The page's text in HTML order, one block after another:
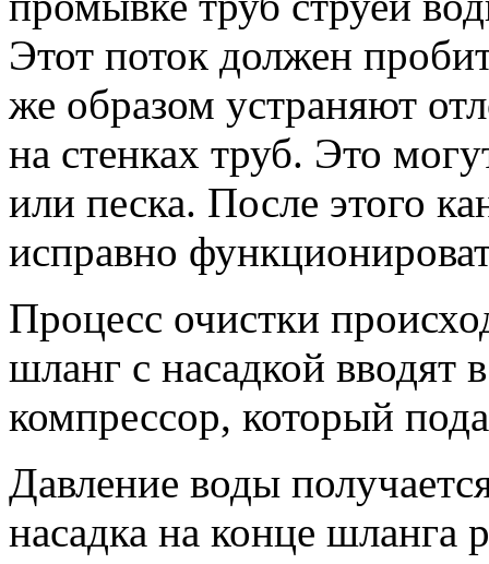
Этот поток должен
же образом устраняют
на стенках труб. Это
или песка. После этого
исправно
Процесс очистки
шланг с насадкой вводят
компрессор, который
Давление воды
насадка на конце шланга